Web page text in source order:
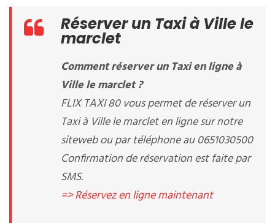
Réserver un Taxi à Ville le
marclet
Comment réserver un Taxi en ligne à
Ville le marclet ?
FLIX TAXI 80 vous permet de réserver un
Taxi à Ville le marclet en ligne sur notre
siteweb ou par téléphone au 0651030500
Confirmation de réservation est faite par
SMS.
=> Réservez en ligne maintenant